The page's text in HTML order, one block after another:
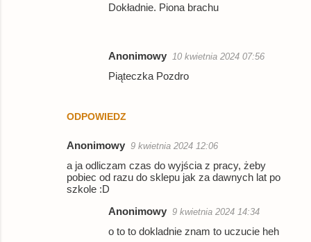
ODPOWIEDZ
Dokładnie. Piona brachu
Anonimowy 10 kwietnia 2024 07:56
Piąteczka Pozdro
Anonimowy 9 kwietnia 2024 12:06
a ja odliczam czas do wyjścia z pracy, żeby
pobiec od razu do sklepu jak za dawnych lat po
szkole :D
Anonimowy 9 kwietnia 2024 14:34
o to to dokladnie znam to uczucie heh